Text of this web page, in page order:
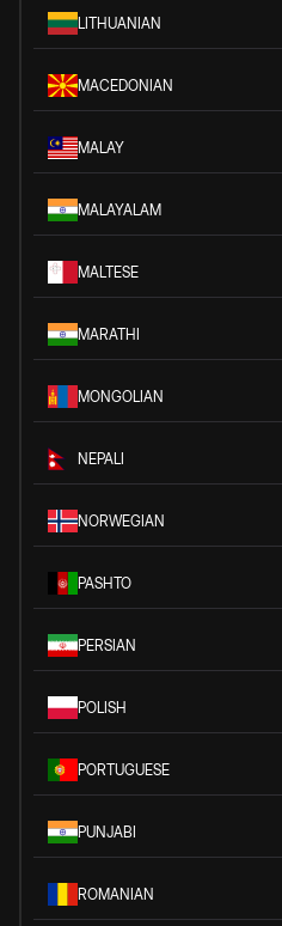
LITHUANIAN
MACEDONIAN
MALAY
MALAYALAM
MALTESE
MARATHI
MONGOLIAN
NEPALI
NORWEGIAN
PASHTO
PERSIAN
POLISH
PORTUGUESE
PUNJABI
ROMANIAN